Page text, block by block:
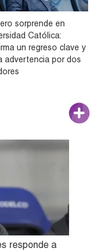
sorprende en
Católica:
un regreso clave y
advertencia por dos
responde a